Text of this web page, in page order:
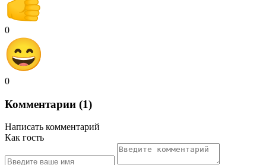
0
0
Комментарии (1)
Написать комментарий
Как гость